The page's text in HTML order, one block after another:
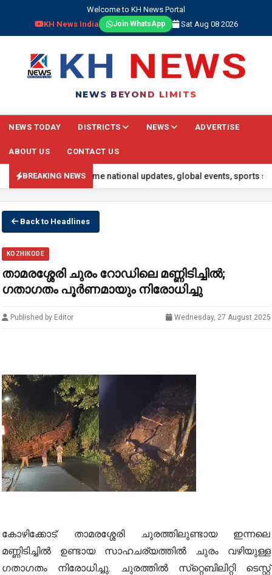
Welcome to KH News Portal
KH News India
Join WhatsApp Sat Aug 08 2026
NEWS BEYOND LIMITS
NEWS TODAY DISTRICTS NEWS ADVERTISE
ABOUT US CONTACT US
BREAKING NEWS
headlines, real-time national updates, global events, sports
Back to Headlines
KOZHIKODE
താമരശ്ശേരി ചുരം റോഡിലെ മണ്ണിടിച്ചിൽ;
ഗതാഗതം പൂർണമായും നിരോധിച്ചു
Published by Editor Wednesday, 27 August 2025
കോഴിക്കോട്: താമരശ്ശേരി ചുരത്തിലുണ്ടായ ഇന്നലെ
മണ്ണിടിച്ചിൽ ഉണ്ടായ സാഹചര്യത്തിൽ ചുരം വഴിയുള്ള
ഗതാഗതം നിരോധിച്ചു. ചുരത്തിൽ സ്‌റ്റെബിലിറ്റി ടെസ്റ്റ്